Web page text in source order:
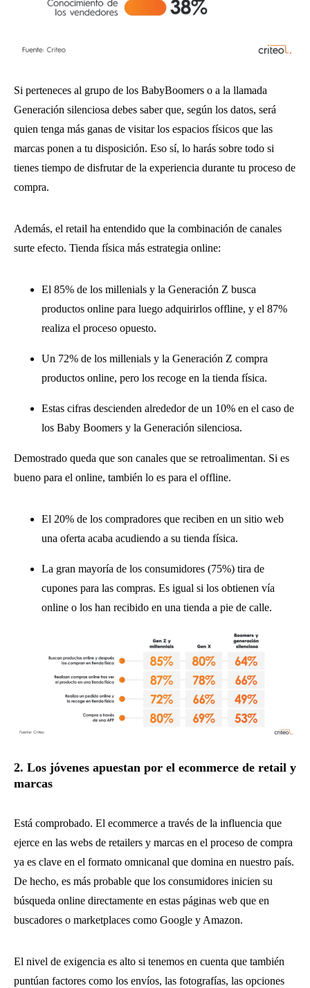
Si perteneces al grupo de los BabyBoomers o a la llamada
Generación silenciosa debes saber que, según los datos, será
quien tenga más ganas de visitar los espacios físicos que las
marcas ponen a tu disposición. Eso sí, lo harás sobre todo si
tienes tiempo de disfrutar de la experiencia durante tu proceso de
compra.
Además, el retail ha entendido que la combinación de canales
surte efecto. Tienda física más estrategia online:
El 85% de los millenials y la Generación Z busca
productos online para luego adquirirlos offline, y el 87%
realiza el proceso opuesto.
Un 72% de los millenials y la Generación Z compra
productos online, pero los recoge en la tienda física.
Estas cifras descienden alrededor de un 10% en el caso de
los Baby Boomers y la Generación silenciosa.
Demostrado queda que son canales que se retroalimentan. Si es
bueno para el online, también lo es para el offline.
El 20% de los compradores que reciben en un sitio web
una oferta acaba acudiendo a su tienda física.
La gran mayoría de los consumidores (75%) tira de
cupones para las compras. Es igual si los obtienen vía
online o los han recibido en una tienda a pie de calle.
2. Los jóvenes apuestan por el ecommerce de retail y
marcas
Está comprobado. El ecommerce a través de la influencia que
ejerce en las webs de retailers y marcas en el proceso de compra
ya es clave en el formato omnicanal que domina en nuestro país.
De hecho, es más probable que los consumidores inicien su
búsqueda online directamente en estas páginas web que en
buscadores o marketplaces como Google y Amazon.
El nivel de exigencia es alto si tenemos en cuenta que también
puntúan factores como los envíos, las fotografías, las opciones